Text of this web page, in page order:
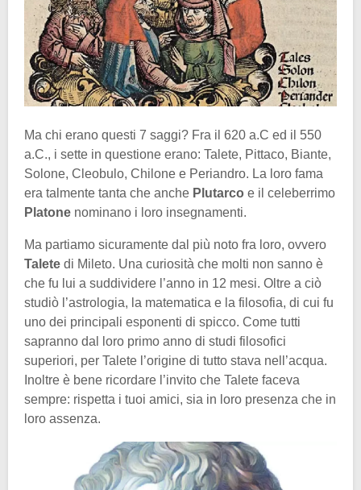
Ma chi erano questi 7 saggi? Fra il 620 a.C ed il 550
a.C., i sette in questione erano: Talete, Pittaco, Biante,
Solone, Cleobulo, Chilone e Periandro. La loro fama
era talmente tanta che anche Plutarco e il celeberrimo
Platone nominano i loro insegnamenti.
Ma partiamo sicuramente dal più noto fra loro, ovvero
Talete di Mileto. Una curiosità che molti non sanno è
che fu lui a suddividere l’anno in 12 mesi. Oltre a ciò
studiò l’astrologia, la matematica e la filosofia, di cui fu
uno dei principali esponenti di spicco. Come tutti
sapranno dal loro primo anno di studi filosofici
superiori, per Talete l’origine di tutto stava nell’acqua.
Inoltre è bene ricordare l’invito che Talete faceva
sempre: rispetta i tuoi amici, sia in loro presenza che in
loro assenza.